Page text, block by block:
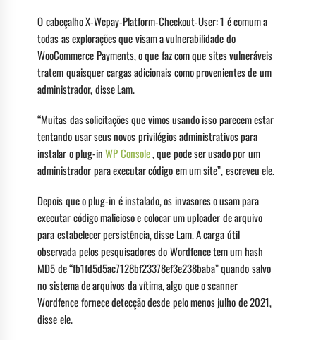
O cabeçalho X-Wcpay-Platform-Checkout-User: 1 é comum a
todas as explorações que visam a vulnerabilidade do
WooCommerce Payments, o que faz com que sites vulneráveis ​​
tratem quaisquer cargas adicionais como provenientes de um
administrador, disse Lam.
“Muitas das solicitações que vimos usando isso parecem estar
tentando usar seus novos privilégios administrativos para
instalar o plug-inWP Console, que pode ser usado por um
administrador para executar código em um site”, escreveu ele.
Depois que o plug-in é instalado, os invasores o usam para
executar código malicioso e colocar um uploader de arquivo
para estabelecer persistência, disse Lam. A carga útil
observada pelos pesquisadores do Wordfence tem um hash
MD5 de “fb1fd5d5ac7128bf23378ef3e238baba” quando salvo
no sistema de arquivos da vítima, algo que o scanner
Wordfence fornece detecção desde pelo menos julho de 2021,
disse ele.